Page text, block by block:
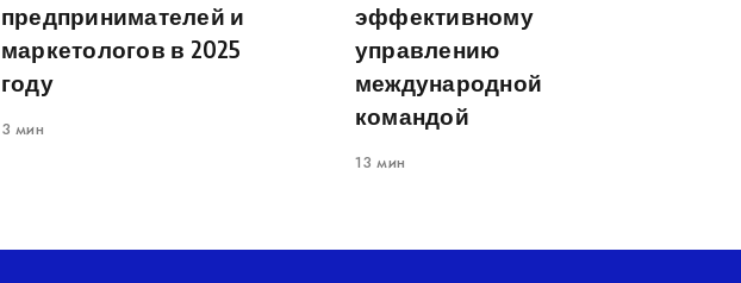
предпринимателей и
маркетологов в 2025
году
3 мин
эффективному
управлению
международной
командой
13 мин